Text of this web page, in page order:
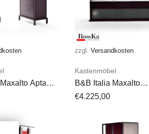
Apta
2x
zzgl. Versandkosten
Kastenmöbel
B&B Italia Maxalto
Sideboard 9600 Apta-
€4.225,00